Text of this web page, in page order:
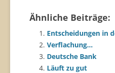
Ähnliche Beiträge:
Entscheidungen in
Verflachung…
Deutsche Bank
Läuft zu gut